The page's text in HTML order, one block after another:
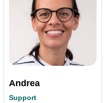
Andrea
Support